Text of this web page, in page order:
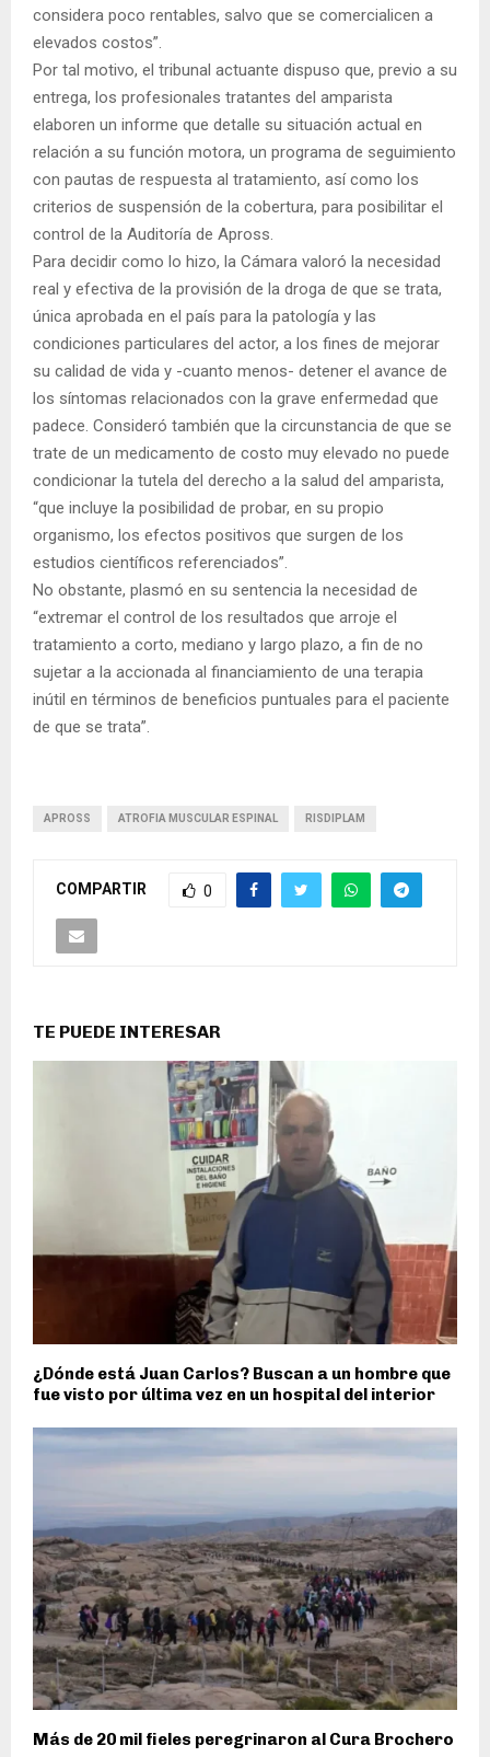
considera poco rentables, salvo que se comercialicen a
elevados costos”.
Por tal motivo, el tribunal actuante dispuso que, previo a su
entrega, los profesionales tratantes del amparista
elaboren un informe que detalle su situación actual en
relación a su función motora, un programa de seguimiento
con pautas de respuesta al tratamiento, así como los
criterios de suspensión de la cobertura, para posibilitar el
control de la Auditoría de Apross.
Para decidir como lo hizo, la Cámara valoró la necesidad
real y efectiva de la provisión de la droga de que se trata,
única aprobada en el país para la patología y las
condiciones particulares del actor, a los fines de mejorar
su calidad de vida y -cuanto menos- detener el avance de
los síntomas relacionados con la grave enfermedad que
padece. Consideró también que la circunstancia de que se
trate de un medicamento de costo muy elevado no puede
condicionar la tutela del derecho a la salud del amparista,
“que incluye la posibilidad de probar, en su propio
organismo, los efectos positivos que surgen de los
estudios científicos referenciados”.
No obstante, plasmó en su sentencia la necesidad de
“extremar el control de los resultados que arroje el
tratamiento a corto, mediano y largo plazo, a fin de no
sujetar a la accionada al financiamiento de una terapia
inútil en términos de beneficios puntuales para el paciente
de que se trata”.
APROSS ATROFIA MUSCULAR ESPINAL RISDIPLAM
COMPARTIR 0
TE PUEDE INTERESAR
¿Dónde está Juan Carlos? Buscan a un hombre que
fue visto por última vez en un hospital del interior
Más de 20 mil fieles peregrinaron al Cura Brochero